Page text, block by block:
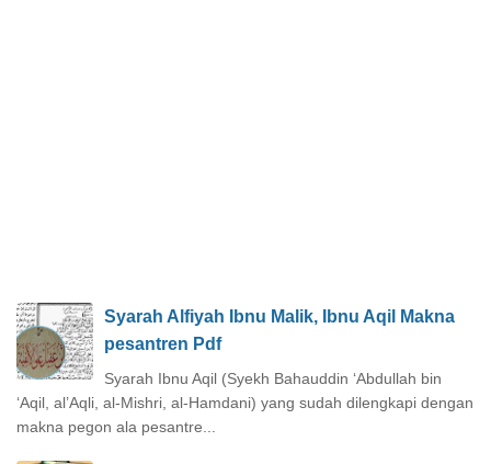
Syarah Alfiyah Ibnu Malik, Ibnu Aqil Makna
pesantren Pdf
Syarah Ibnu Aqil (Syekh Bahauddin ‘Abdullah bin
‘Aqil, al’Aqli, al-Mishri, al-Hamdani) yang sudah dilengkapi dengan
makna pegon ala pesantre...